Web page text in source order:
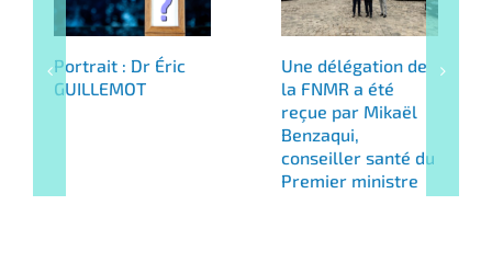
Portrait : Dr Éric
GUILLEMOT
Une délégation de
la FNMR a été
reçue par Mikaël
Benzaqui,
conseiller santé du
Premier ministre